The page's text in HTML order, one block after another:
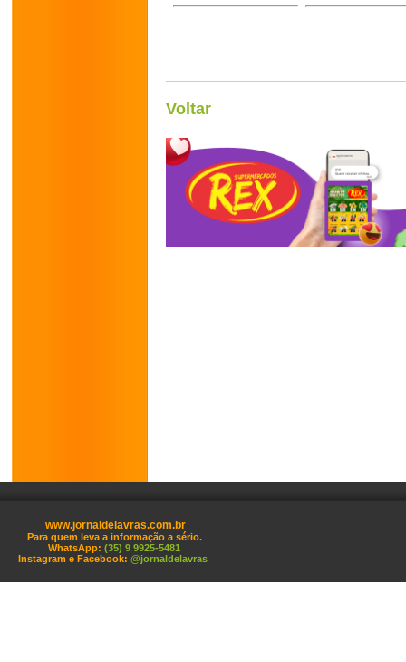
Voltar
www.jornaldelavras.com.br
Para quem leva a informação a sério.
WhatsApp: (35) 9 9925-5481
Instagram e Facebook: @jornaldelavras